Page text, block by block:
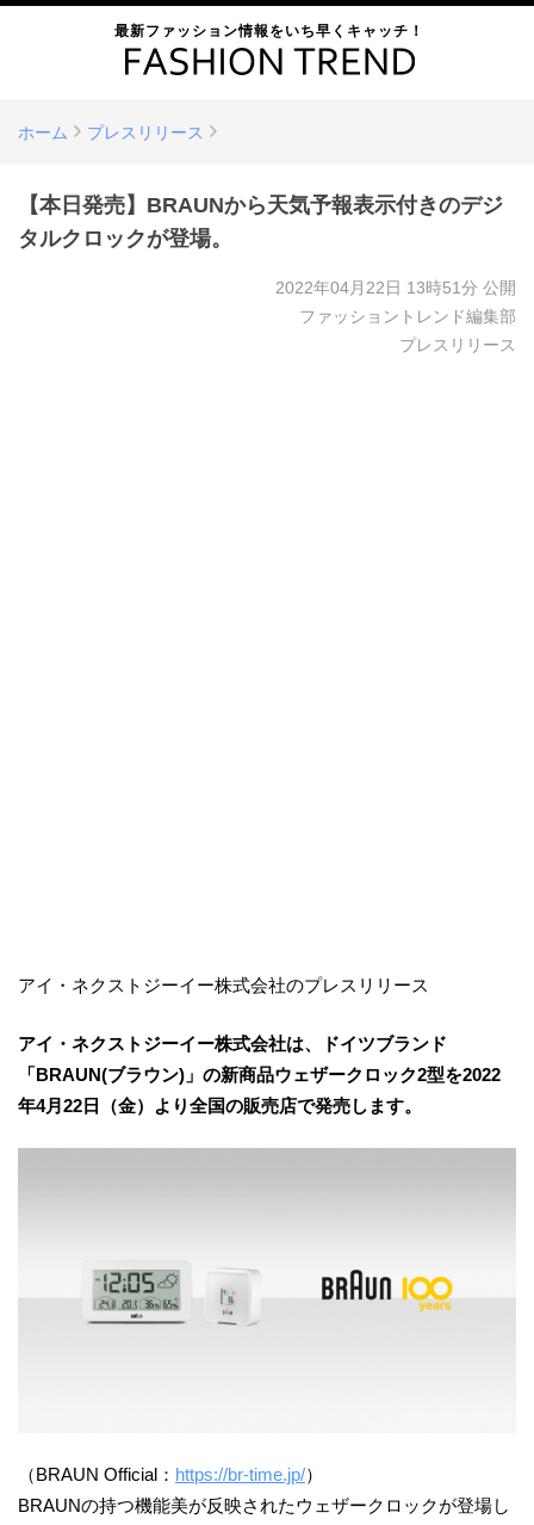
最新ファッション情報をいち早くキャッチ！
ホーム プレスリリース
【本日発売】BRAUNから天気予報表示付きのデジ
タルクロックが登場。
2022年04月22日 13時51分 公開
ファッショントレンド編集部
プレスリリース
アイ・ネクストジーイー株式会社のプレスリリース
アイ・ネクストジーイー株式会社は、ドイツブランド
「BRAUN(ブラウン)」の新商品ウェザークロック2型を2022
年4月22日（金）より全国の販売店で発売します。
（BRAUN Official： https://br-time.jp/）
BRAUNの持つ機能美が反映されたウェザークロックが登場し